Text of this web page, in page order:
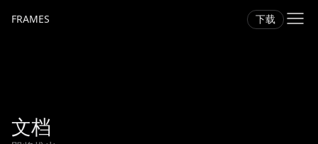
FRAMES 下载
文档